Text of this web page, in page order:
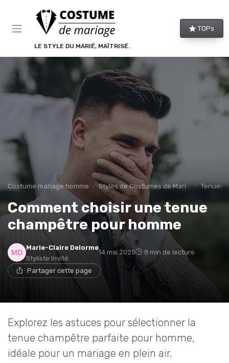
LE STYLE DU MARIÉ, MAÎTRISÉ.
TOPs
Costume mariage homme Styles de Costumes de Mariage Tenues
Comment choisir une tenue
champêtre pour homme
Marie-Claire Delorme
Styliste Invité
14 mai 2025 8 min de lecture
Partager cette page
Explorez les astuces pour sélectionner la
tenue champêtre parfaite pour homme,
idéale pour un mariage en plein air.